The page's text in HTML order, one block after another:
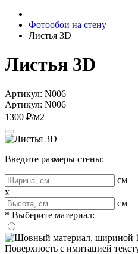
Фотообои на стену
Листья 3D
Листья 3D
Артикул: N006
Артикул: N006
1300 ₽/м2
Введите размеры стены:
см
x
см
* Выберите материал: